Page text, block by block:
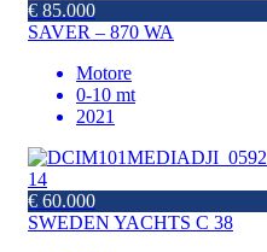
€ 85.000
SAVER – 870 WA
Motore
0-10 mt
2021
14
€ 60.000
SWEDEN YACHTS C 38